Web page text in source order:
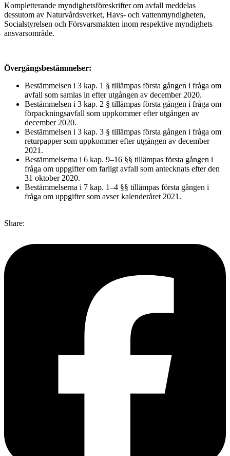
Kompletterande myndighetsföreskrifter om avfall meddelas
dessutom av Naturvårdsverket, Havs- och vattenmyndigheten,
Socialstyrelsen och Försvarsmakten inom respektive myndighets
ansvarsområde.
Övergångsbestämmelser:
Bestämmelsen i 3 kap. 1 § tillämpas första gången i fråga om
avfall som samlas in efter utgången av december 2020.
Bestämmelsen i 3 kap. 2 § tillämpas första gången i fråga om
förpackningsavfall som uppkommer efter utgången av
december 2020.
Bestämmelsen i 3 kap. 3 § tillämpas första gången i fråga om
returpapper som uppkommer efter utgången av december
2021.
Bestämmelserna i 6 kap. 9–16 §§ tillämpas första gången i
fråga om uppgifter om farligt avfall som antecknats efter den
31 oktober 2020.
Bestämmelserna i 7 kap. 1–4 §§ tillämpas första gången i
fråga om uppgifter som avser kalenderåret 2021.
Share: